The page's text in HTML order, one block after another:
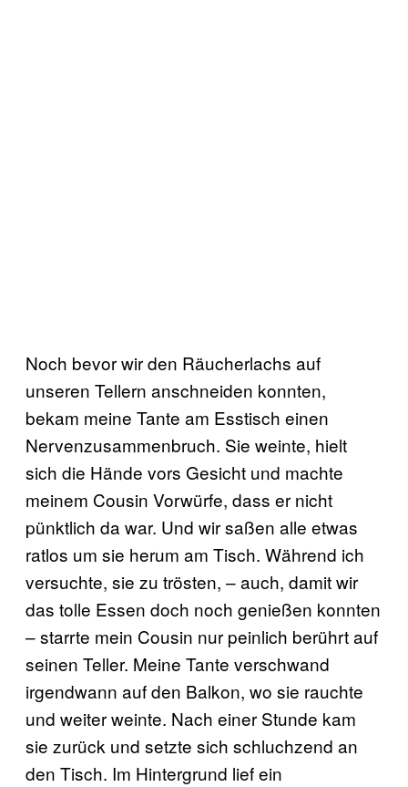
Noch bevor wir den Räucherlachs auf
unseren Tellern anschneiden konnten,
bekam meine Tante am Esstisch einen
Nervenzusammenbruch. Sie weinte, hielt
sich die Hände vors Gesicht und machte
meinem Cousin Vorwürfe, dass er nicht
pünktlich da war. Und wir saßen alle etwas
ratlos um sie herum am Tisch. Während ich
versuchte, sie zu trösten, – auch, damit wir
das tolle Essen doch noch genießen konnten
– starrte mein Cousin nur peinlich berührt auf
seinen Teller. Meine Tante verschwand
irgendwann auf den Balkon, wo sie rauchte
und weiter weinte. Nach einer Stunde kam
sie zurück und setzte sich schluchzend an
den Tisch. Im Hintergrund lief ein